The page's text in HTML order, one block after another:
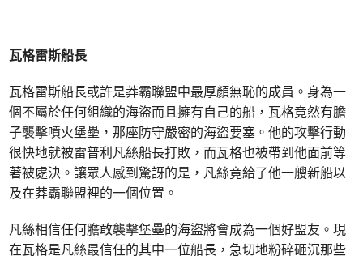
瓦格雷斯船長
瓦格雷斯船長或許是莽霸聯盟中最厚顏無恥的成員。身為一
個不屬於任何組織的海盜而且擁有自己的船，瓦格竟然有膽
子襲擊噴火堡壘，那座防守嚴密的海盜要塞。他的攻擊行動
很快地就被雷普利凡絲船長打敗，而瓦格也被帶到他面前等
著被處決。讓眾人感到驚訝的是，凡絲竟給了他一艘新船以
及在莽霸聯盟裡的一個位置。
凡絲相信任何膽敢襲擊堡壘的海盜將會成為一個好盟友。現
在瓦格是凡絲最信任的其中一位船長，急切地粉碎砸沉那些